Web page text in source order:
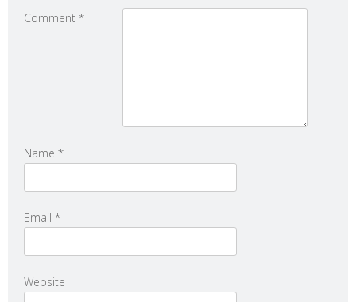
Comment *
Name *
Email *
Website